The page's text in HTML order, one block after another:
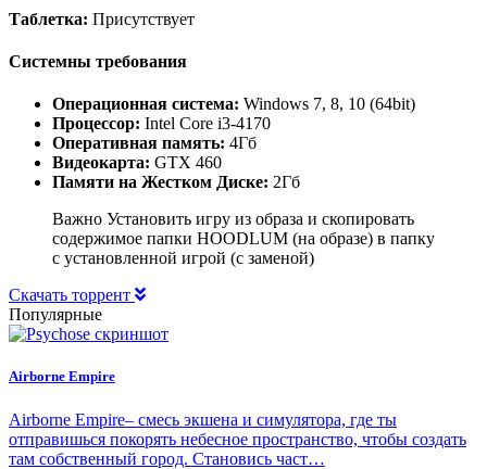
Таблетка: Присутствует
Системны требования
Операционная система: Windows 7, 8, 10 (64bit)
Процессор: Intel Core i3-4170
Оперативная память: 4Гб
Видеокарта: GTX 460
Памяти на Жестком Диске: 2Гб
Важно Установить игру из образа и скопировать
содержимое папки HOODLUM (на образе) в папку
с установленной игрой (с заменой)
Скачать торрент
Популярные
Airborne Empire
Airborne Empire– смесь экшена и симулятора, где ты
отправишься покорять небесное пространство, чтобы создать
там собственный город. Становись част…